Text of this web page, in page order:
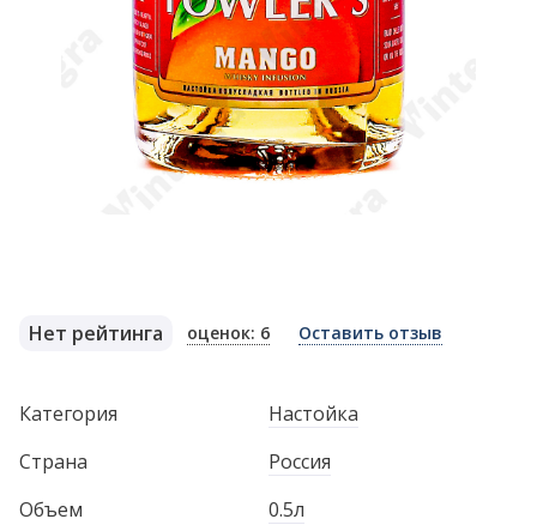
Нет рейтинга оценок: 6 Оставить отзыв
Категория
Настойка
Страна
Россия
Объем
0.5л